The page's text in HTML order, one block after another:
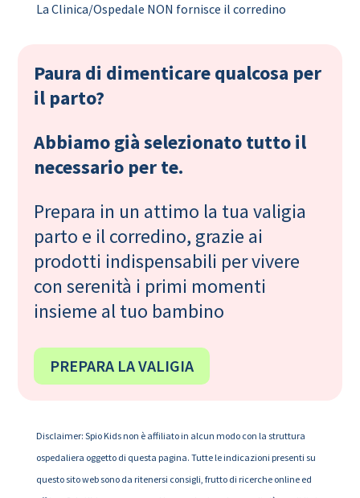
La Clinica/Ospedale NON fornisce il corredino
Paura di dimenticare qualcosa per
il parto?
Abbiamo già selezionato tutto il
necessario per te.
Prepara in un attimo la tua valigia
parto e il corredino, grazie ai
prodotti indispensabili per vivere
con serenità i primi momenti
insieme al tuo bambino
PREPARA LA VALIGIA
Disclaimer: Spio Kids non è affiliato in alcun modo con la struttura
ospedaliera oggetto di questa pagina. Tutte le indicazioni presenti su
questo sito web sono da ritenersi consigli, frutto di ricerche online ed